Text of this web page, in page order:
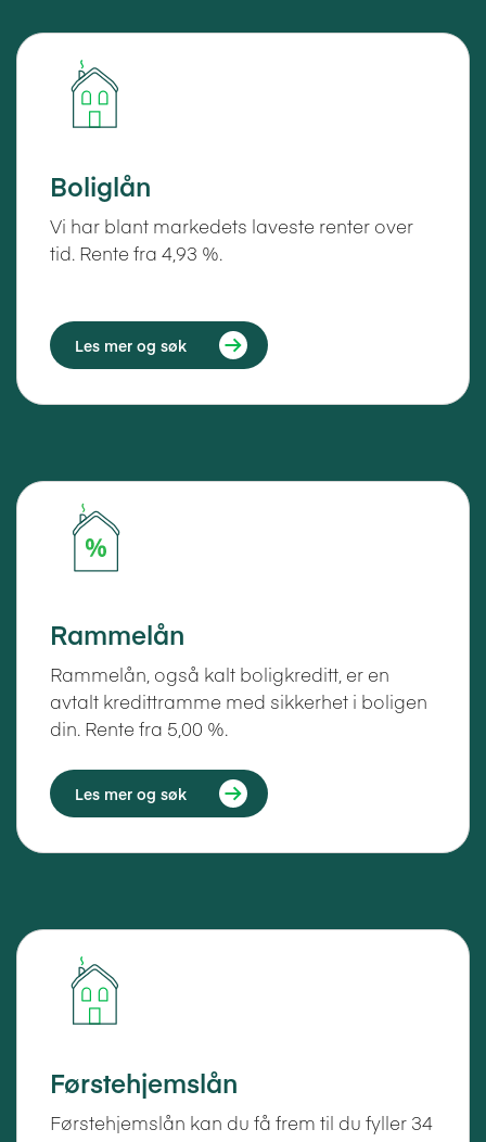
Boliglån
Vi har blant markedets laveste renter over
tid. Rente fra 4,93 %.
Les mer og søk
Rammelån
Rammelån, også kalt boligkreditt, er en
avtalt kredittramme med sikkerhet i boligen
din. Rente fra 5,00 %.
Les mer og søk
Førstehjemslån
Førstehjemslån kan du få frem til du fyller 34